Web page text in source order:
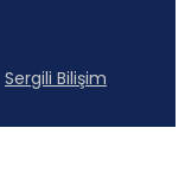
Sergili Bilişim